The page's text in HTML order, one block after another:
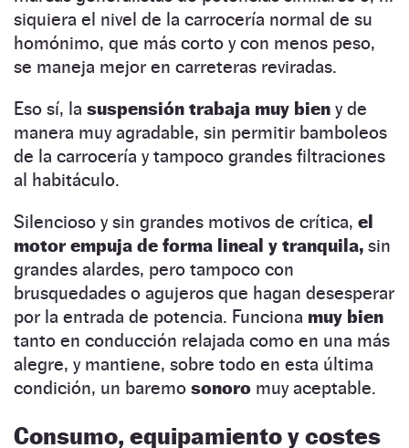
siquiera el nivel de la carrocería normal de su
homónimo, que más corto y con menos peso,
se maneja mejor en carreteras reviradas.
Eso sí, la suspensión trabaja muy bien y de
manera muy agradable, sin permitir bamboleos
de la carrocería y tampoco grandes filtraciones
al habitáculo.
Silencioso y sin grandes motivos de crítica, el
motor empuja de forma lineal y tranquila, sin
grandes alardes, pero tampoco con
brusquedades o agujeros que hagan desesperar
por la entrada de potencia. Funciona muy bien
tanto en conducción relajada como en una más
alegre, y mantiene, sobre todo en esta última
condición, un baremo sonoro muy aceptable.
Consumo, equipamiento y costes